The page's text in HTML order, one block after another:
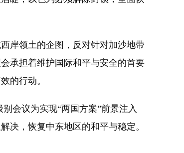
岸领土的企图，反对针对加沙地带
承担着维护国际和平与安全的首要
的行动。
会议为实现“两国方案”前景注入
决，恢复中东地区的和平与稳定。